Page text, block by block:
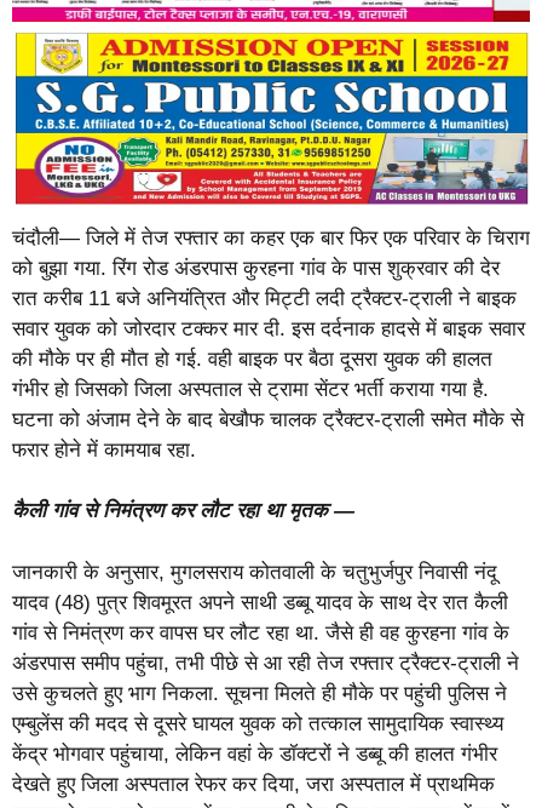
चंदौली— जिले में तेज रफ्तार का कहर एक बार फिर एक परिवार के चिराग
को बुझा गया. रिंग रोड अंडरपास कुरहना गांव के पास शुक्रवार की देर
रात करीब 11 बजे अनियंत्रित और मिट्टी लदी ट्रैक्टर-ट्राली ने बाइक
सवार युवक को जोरदार टक्कर मार दी. इस दर्दनाक हादसे में बाइक सवार
की मौके पर ही मौत हो गई. वही बाइक पर बैठा दूसरा युवक की हालत
गंभीर हो जिसको जिला अस्पताल से ट्रामा सेंटर भर्ती कराया गया है.
घटना को अंजाम देने के बाद बेखौफ चालक ट्रैक्टर-ट्राली समेत मौके से
फरार होने में कामयाब रहा.
कैली गांव से निमंत्रण कर लौट रहा था मृतक —
जानकारी के अनुसार, मुगलसराय कोतवाली के चतुभुर्जपुर निवासी नंदू
यादव (48) पुत्र शिवमूरत अपने साथी डब्बू यादव के साथ देर रात कैली
गांव से निमंत्रण कर वापस घर लौट रहा था. जैसे ही वह कुरहना गांव के
अंडरपास समीप पहुंचा, तभी पीछे से आ रही तेज रफ्तार ट्रैक्टर-ट्राली ने
उसे कुचलते हुए भाग निकला. सूचना मिलते ही मौके पर पहुंची पुलिस ने
एम्बुलेंस की मदद से दूसरे घायल युवक को तत्काल सामुदायिक स्वास्थ्य
केंद्र भोगवार पहुंचाया, लेकिन वहां के डॉक्टरों ने डब्बू की हालत गंभीर
देखते हुए जिला अस्पताल रेफर कर दिया, जरा अस्पताल में प्राथमिक